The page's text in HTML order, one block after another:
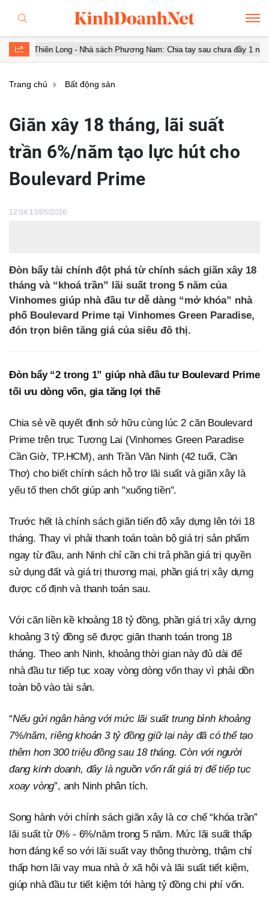
- Nhà sách Phương Nam: Chia tay sau chưa đầy 1 năm 'hợp hôn'
Trang chủ Bất động sản
Giãn xây 18 tháng, lãi suất
trần 6%/năm tạo lực hút cho
Boulevard Prime
12:04 13/05/2026
Đòn bẩy tài chính đột phá từ chính sách giãn xây 18
tháng và “khoá trần” lãi suất trong 5 năm của
Vinhomes giúp nhà đầu tư dễ dàng “mở khóa” nhà
phố Boulevard Prime tại Vinhomes Green Paradise,
đón trọn biên tăng giá của siêu đô thị.
Đòn bẩy “2 trong 1” giúp nhà đầu tư Boulevard Prime
tối ưu dòng vốn, gia tăng lợi thế
Chia sẻ về quyết định sở hữu cùng lúc 2 căn Boulevard
Prime trên trục Tương Lai (Vinhomes Green Paradise
Cần Giờ, TP.HCM), anh Trần Văn Ninh (42 tuổi, Cần
Thơ) cho biết chính sách hỗ trợ lãi suất và giãn xây là
yếu tố then chốt giúp anh "xuống tiền".
Trước hết là chính sách giãn tiến độ xây dựng lên tới 18
tháng. Thay vì phải thanh toán toàn bộ giá trị sản phẩm
ngay từ đầu, anh Ninh chỉ cần chi trả phần giá trị quyền
sử dụng đất và giá trị thương mại, phần giá trị xây dựng
được cố định và thanh toán sau.
Với căn liền kề khoảng 18 tỷ đồng, phần giá trị xây dựng
khoảng 3 tỷ đồng sẽ được giãn thanh toán trong 18
tháng. Theo anh Ninh, khoảng thời gian này đủ dài để
nhà đầu tư tiếp tục xoay vòng dòng vốn thay vì phải dồn
toàn bộ vào tài sản.
“Nếu gửi ngân hàng với mức lãi suất trung bình khoảng
7%/năm, riêng khoản 3 tỷ đồng giữ lại này đã có thể tạo
thêm hơn 300 triệu đồng sau 18 tháng. Còn với người
đang kinh doanh, đây là nguồn vốn rất giá trị để tiếp tục
xoay vòng”, anh Ninh phân tích.
Song hành với chính sách giãn xây là cơ chế “khóa trần”
lãi suất từ 0% - 6%/năm trong 5 năm. Mức lãi suất thấp
hơn đáng kể so với lãi suất vay thông thường, thậm chí
thấp hơn lãi vay mua nhà ở xã hội và lãi suất tiết kiệm,
giúp nhà đầu tư tiết kiệm tới hàng tỷ đồng chi phí vốn.